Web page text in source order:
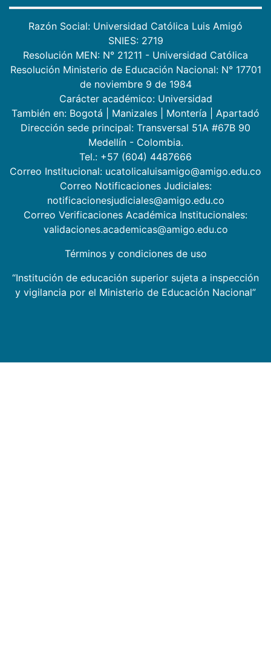
Razón Social: Universidad Católica Luis Amigó
SNIES: 2719
Resolución MEN: N° 21211 - Universidad Católica
Resolución Ministerio de Educación Nacional: N° 17701
de noviembre 9 de 1984
Carácter académico: Universidad
También en: Bogotá Manizales Montería
Apartadó
Dirección sede principal: Transversal 51A #67B 90
Medellín - Colombia.
Tel.: +57 (604) 4487666
Correo Institucional: ucatolicaluisamigo@amigo.edu.co
Correo Notificaciones Judiciales:
notificacionesjudiciales@amigo.edu.co
Correo Verificaciones Académica Institucionales:
validaciones.academicas@amigo.edu.co
Términos y condiciones de uso
“Institución de educación superior sujeta a inspección
y vigilancia por el Ministerio de Educación Nacional”